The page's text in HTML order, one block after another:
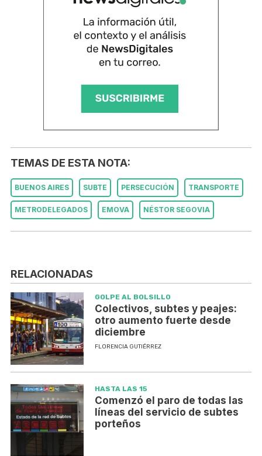
TEMAS DE ESTA NOTA:
BUENOS AIRES SUBTE PERSECUCIÓN TRANSPORTE
METRODELEGADOS EMOVA NÉSTOR SEGOVIA
RELACIONADAS
GOLPE AL BOLSILLO
Colectivos, subtes y peajes:
otro aumento fuerte desde
diciembre
FLORENCIA GUTIÉRREZ
HASTA LAS 15
Comenzó el paro de todas las
líneas del servicio de subtes
porteños